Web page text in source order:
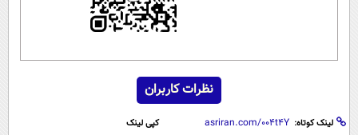
نظرات کاربران
لینک کوتاه: کپی لینک